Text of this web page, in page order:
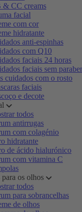
& CC creams
facial
com cor
hidratante
anti-espinhas
com Q10
faciais 24 horas
faciais sem
cuidados com o rosto
faciais
e decote
todos
antirrugas
com colagénio
hidratante
de ácido hialurónico
com vitamina C
os olhos
todos
para sobrancelhas
de olhos